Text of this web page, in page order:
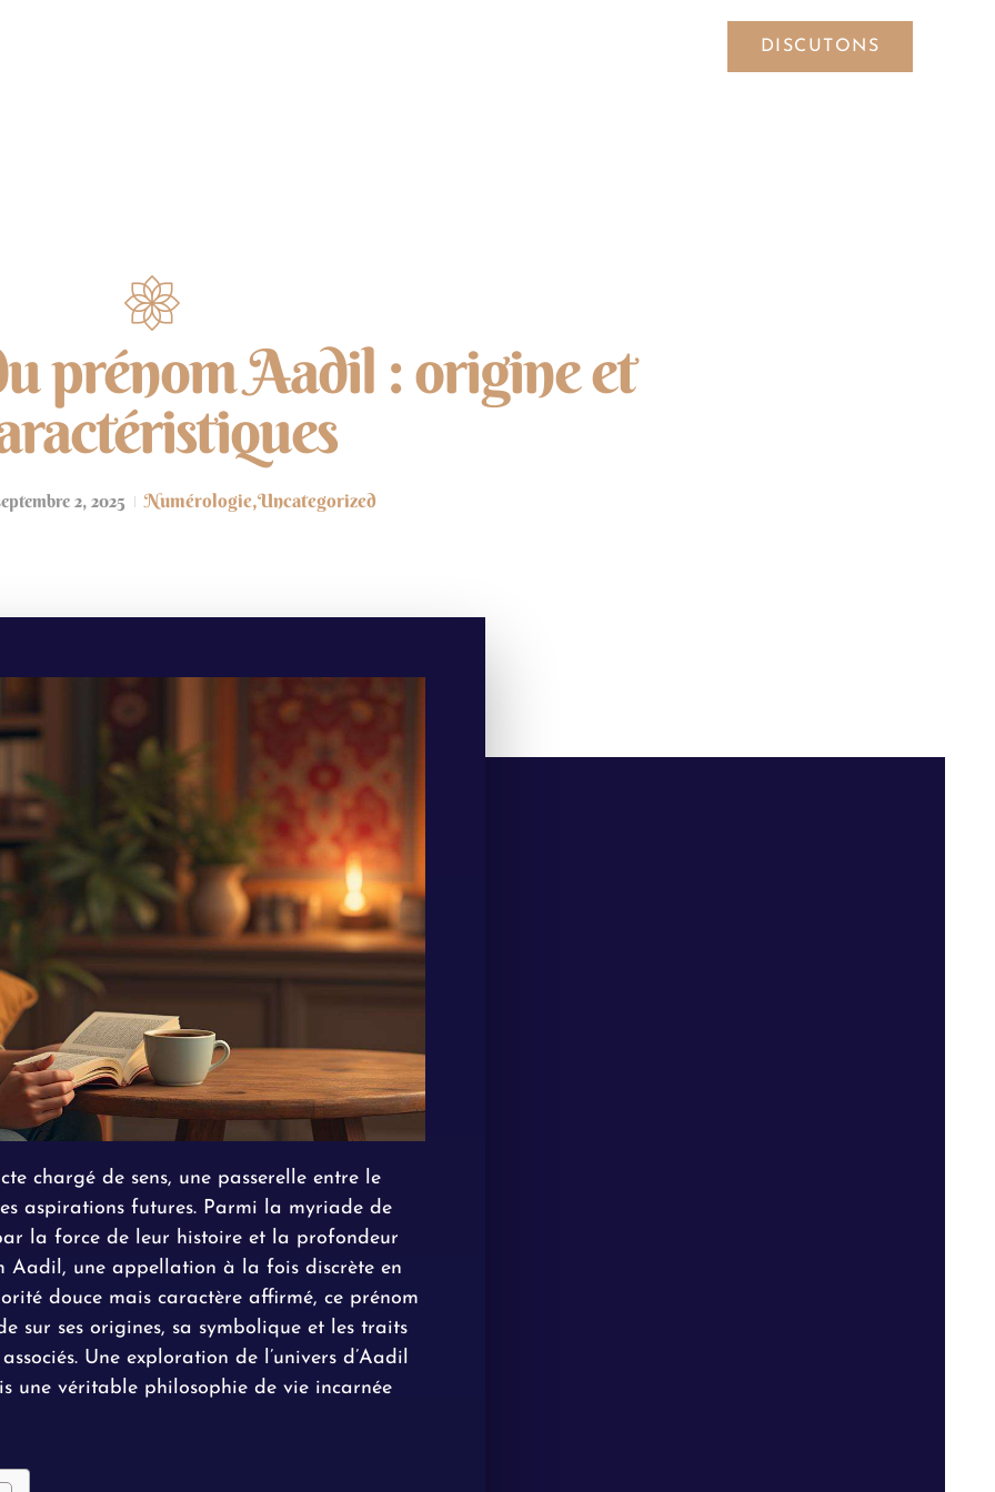
DISCUTONS
prénom Aadil : origine et
2, 2025 Numérologie,Uncategorized
chargé de sens, une passerelle entre le
aspirations futures. Parmi la myriade de
la force de leur histoire et la profondeur
Aadil, une appellation à la fois discrète en
douce mais caractère affirmé, ce prénom
sur ses origines, sa symbolique et les traits
Une exploration de l’univers d’Aadil
une véritable philosophie de vie incarnée